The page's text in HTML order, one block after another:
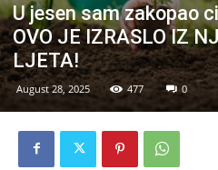
U jesen sam zakopao
OVO JE IZRASLO IZ
LJETA!
August 28, 2025 477 0